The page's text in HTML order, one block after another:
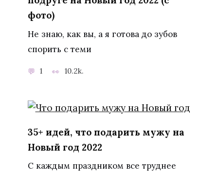
фото)
Не знаю, как вы, а я готова до зубов
спорить с теми
1 10.2k.
35+ идей, что подарить мужу на
Новый год 2022
С каждым праздником все труднее